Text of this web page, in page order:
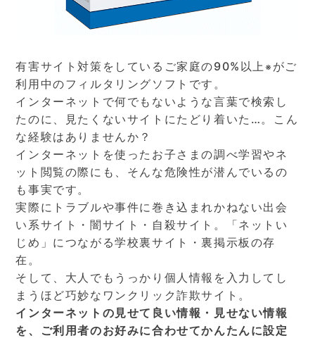
有害サイト対策をしているご家庭の90%以上 ※がご
利用中のフィルタリングソフトです。
インターネットで何でもないような言葉で検索し
たのに、見たくないサイトにたどり着いた…。こん
な経験はありませんか？
インターネットを使ったお子さまの調べ学習やネ
ット閲覧の際にも、そんな危険性が潜んでいるの
も事実です。
実際にトラブルや事件に巻き込まれかねない出会
い系サイト・闇サイト・自殺サイト。「ネットい
じめ」につながる学校裏サイト・裏掲示板の存
在。
そして、大人でもうっかり個人情報を入力してし
まうほど巧妙なワンクリック詐欺サイト。
インターネットの見せて良い情報・見せない情報
を、ご利用者のお好みに合わせてかんたんに設定